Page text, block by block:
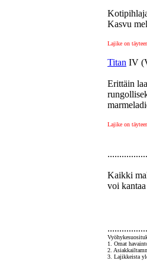
Kasvu
Lajike on
Titan IV
Erittäin
Lajike on
Kaikki
voi
1. Omat
2.
3. Lajikkeista